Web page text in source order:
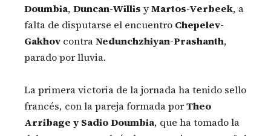
Doumbia, Duncan-Willis yMartos-Verbeek, a
falta de disputarse el encuentro Chepelev-
Gakhov contraNedunchzhiyan-Prashanth,
parado por lluvia.
La primera victoria de la jornada ha tenido sello
francés, con la pareja formada porTheo
Arribage y Sadio Doumbia, que ha tomado la